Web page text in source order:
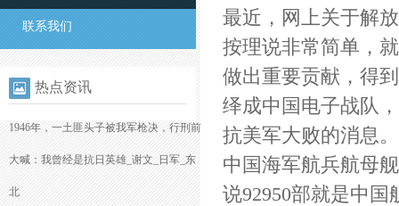
联系我们
热点资讯
1946年，一土匪头子被我军枪决，行刑前
大喊：我曾经是抗日英雄_谢文_日军_东
北
最近，网上关于解
按理说非常简单，
做出重要贡献，得
绎成中国电子战队
抗美军大败的消息
中国海军航兵航母
说92950部就是中